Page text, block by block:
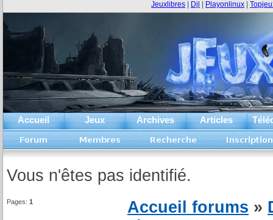
Accueil Jeux Archives Articles
Jeuxlibres Djl Playonlinux
Vous n'êtes pas identifié.
Pages: 1 Accueil forums »